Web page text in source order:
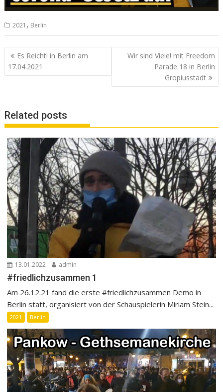
2021 , Berlin
Beitrags-
Navigation
Es Reicht! in Berlin am
17.04.2021
Wir sind Viele! mit Freedom
Parade 18 in Berlin
Gropiusstadt
Related posts
13.01.2022 admin
#friedlichzusammen 1
Am 26.12.21 fand die erste #friedlichzusammen Demo in
Berlin statt, organisiert von der Schauspielerin Miriam Stein...
2021 Berlin